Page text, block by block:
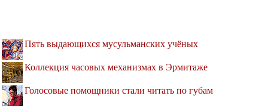
Пять выдающихся мусульманских учёных
Коллекция часовых механизмах в Эрмитаже
Голосовые помощники стали читать по губам